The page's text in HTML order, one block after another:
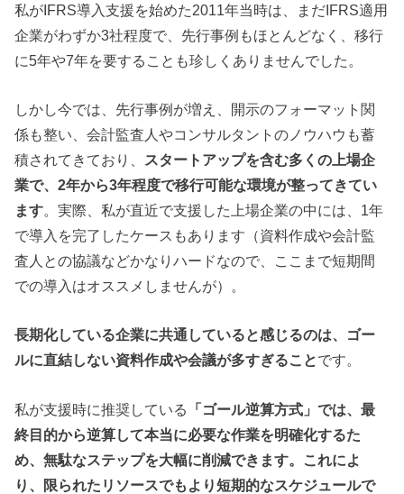
私がIFRS導入支援を始めた2011年当時は、まだIFRS適用
企業がわずか3社程度で、先行事例もほとんどなく、移行
に5年や7年を要することも珍しくありませんでした。
しかし今では、先行事例が増え、開示のフォーマット関
係も整い、会計監査人やコンサルタントのノウハウも蓄
積されてきており、 スタートアップを含む多くの上場企
業で、2年から3年程度で移行可能な環境が整ってきてい
ます。実際、私が直近で支援した上場企業の中には、1年
で導入を完了したケースもあります（資料作成や会計監
査人との協議などかなりハードなので、ここまで短期間
での導入はオススメしませんが）。
長期化している企業に共通していると感じるのは、ゴー
ルに直結しない資料作成や会議が多すぎることです。
私が支援時に推奨している
「ゴール逆算方式」では、最
終目的から逆算して本当に必要な作業を明確化するた
め、無駄なステップを大幅に削減できます。これによ
り、限られたリソースでもより短期的なスケジュールで